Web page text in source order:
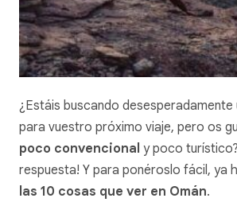
¿Estáis buscando desesperadamente
para vuestro próximo viaje, pero os
poco convencional y poco turístico?
respuesta! Y para ponéroslo fácil, ya
las 10 cosas que ver en Omán.